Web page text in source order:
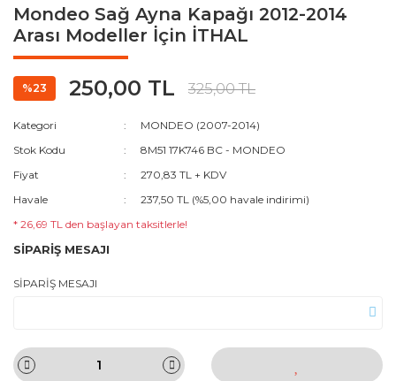
Mondeo Sağ Ayna Kapağı 2012-2014
Arası Modeller İçin İTHAL
%23 250,00 TL 325,00 TL
Kategori
MONDEO (2007-2014)
Stok Kodu
8M51 17K746 BC - MONDEO
Fiyat
270,83 TL + KDV
Havale
237,50 TL (%5,00 havale indirimi)
* 26,69 TL den başlayan taksitlerle!
SİPARİŞ MESAJI
SİPARİŞ MESAJI